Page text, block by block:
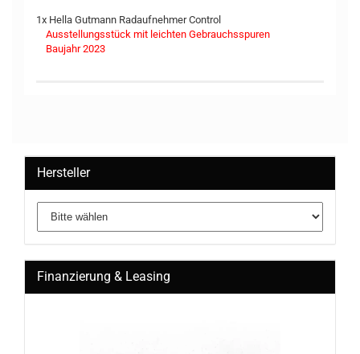
1x Hella Gutmann Radaufnehmer Control
Ausstellungsstück mit leichten Gebrauchsspuren
Baujahr 2023
Hersteller
Finanzierung & Leasing